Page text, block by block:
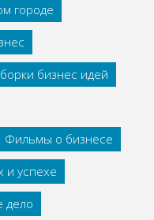
городе
бизнес идей
Фильмы о бизнесе
и успехе
дело